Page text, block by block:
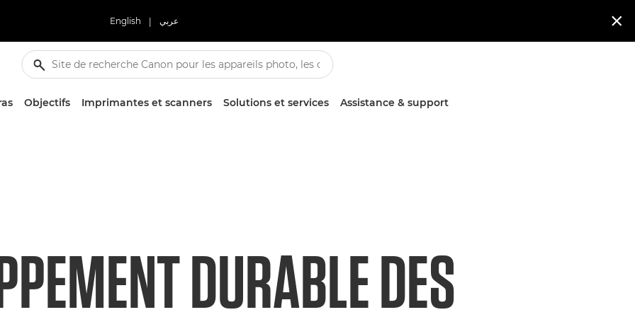
English | عربي 
Objectifs Imprimantes et scanners Solutions et services Assistance & support
DURABLE DES